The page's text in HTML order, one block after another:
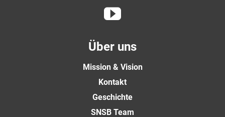
Über uns
Mission & Vision
Kontakt
Geschichte
SNSB Team